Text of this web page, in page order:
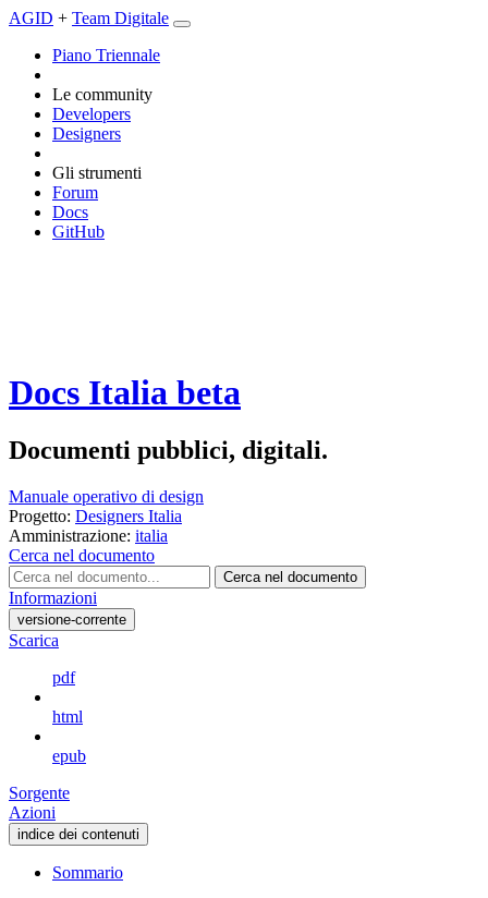
AGID + Team Digitale
Piano Triennale
Le community
Developers
Designers
Gli strumenti
Forum
Docs
GitHub
Docs Italia beta
Documenti pubblici, digitali.
Manuale operativo di design
Progetto: Designers Italia
Amministrazione: italia
Cerca nel documento
Cerca nel documento
Informazioni
versione-corrente
Scarica
pdf
html
epub
Sorgente
Azioni
indice dei contenuti
Sommario